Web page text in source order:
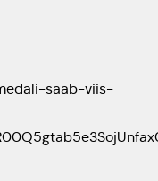
2023
saab-viis-